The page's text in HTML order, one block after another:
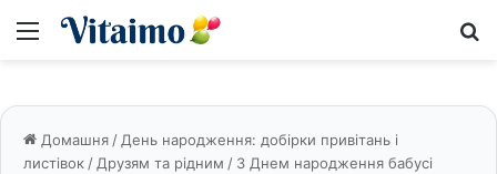
Меню
Домашня / День народження: добірки привітань і
листівок / Друзям та рідним / З Днем народження бабусі